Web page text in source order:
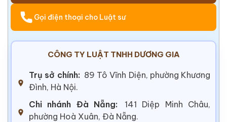
Gọi điện thoại cho Luật sư
CÔNG TY LUẬT TNHH DƯƠNG GIA
Trụ sở chính: 89 Tô Vĩnh Diện, phường Khương
Đình, Hà Nội.
Chi nhánh Đà Nẵng:
141 Diệp Minh Châu,
phường Hoà Xuân, Đà Nẵng.